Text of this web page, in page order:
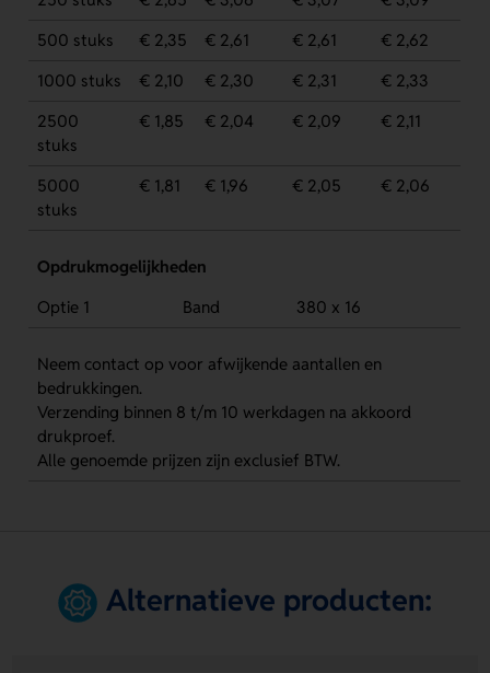
500 stuks
€ 2,35 € 2,61 € 2,61
€ 2,62
1000 stuks
€ 2,10 € 2,30 € 2,31
€ 2,33
2500
stuks
€ 1,85 € 2,04 € 2,09 € 2,11
5000
stuks
€ 1,81 € 1,96 € 2,05 € 2,06
Opdrukmogelijkheden
Optie 1
Band 380 x 16
Neem contact op voor afwijkende aantallen en
bedrukkingen.
Verzending binnen 8 t/m 10 werkdagen na akkoord
drukproef.
Alle genoemde prijzen zijn exclusief BTW.
Alternatieve producten: